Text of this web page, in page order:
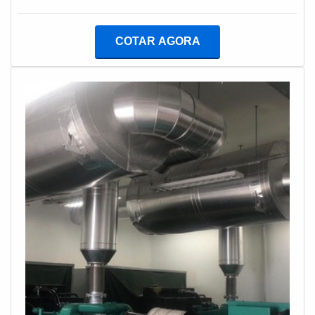
SEGMENTOApenas na Infra Tech Energia existem as
melhores variedades no segmento quando o assunto
for comprar gerador de energia a diesel. A empresa
assistência técnica para geradores.É conhecida por ser
comprometida em realizar atendimentos 24 horas por
dia e rentável, características possíveis pelo fato de a
empresa ter um espaço de alta qualidade onde são
realizadas as atividades e investir em materiais
sofisticados. Tudo isso, somado a uma equipe sempre
disponível para atender as necessidades dos clientes e
profissionais preocupados em garantir um serviço ágil e
competente, garantem o sucesso de cada cliente de
ponta a ponta.
GERADOR DIESEL PREÇO JUSTO E ACESSÍVELSe
site da Lufetec Engenharia & Energia. Disponibilizando
para os clientes tanque combustível 2000 litros e
instalação gerador de energia, visando sempre a
qualidade final para a fidelização do cliente.Ainda
tratando-se de instalação de grupo gerador diesel preço
justo, deve-se descartar empresas que não tenham
produtos e serviços com ótima qualidade e precisão,
detalhes primordiais que são deixados de lado por
muitas empresas que não focam na fidelização do
cliente.É importante lembrar que o serviço deve sempre
ser prestado por empresas especializadas no
segmento. Esse tipo de cuidado ajuda a garantir a
qualidade e assertividade do serviço, além de evitar
prejuízos com imprevistos e execuções mal elaboradas.
Assim, é possível poupar gastos
COTAR AGORA